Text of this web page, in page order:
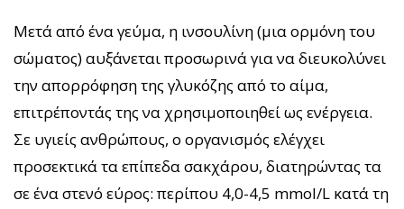
Μετά από ένα γεύμα, η ινσουλίνη (μια ορμόνη του
σώματος) αυξάνεται προσωρινά για να διευκολύνει
την απορρόφηση της γλυκόζης από το αίμα,
επιτρέποντάς της να χρησιμοποιηθεί ως ενέργεια.
Σε υγιείς ανθρώπους, ο οργανισμός ελέγχει
προσεκτικά τα επίπεδα σακχάρου, διατηρώντας τα
σε ένα στενό εύρος: περίπου 4,0-4,5 mmol/L κατά τη